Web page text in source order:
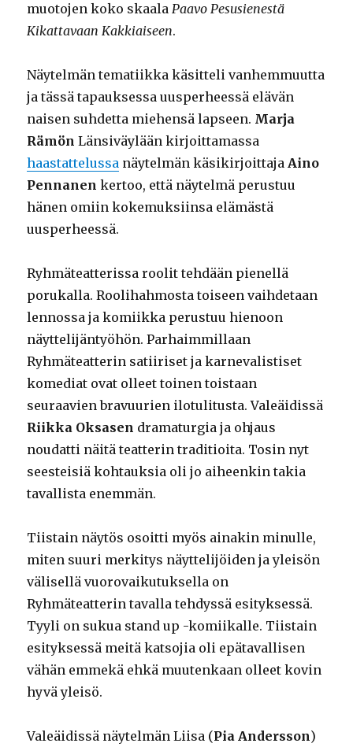
muotojen koko skaalaPaavo Pesusienestä
Kikattavaan Kakkiaiseen.
Näytelmän tematiikka käsitteli vanhemmuutta
ja tässä tapauksessa uusperheessä elävän
naisen suhdetta miehensä lapseen. Marja
Rämön Länsiväylään kirjoittamassa
haastattelussa näytelmän käsikirjoittajaAino
Pennanen kertoo, että näytelmä perustuu
hänen omiin kokemuksiinsa elämästä
uusperheessä.
Ryhmäteatterissa roolit tehdään pienellä
porukalla. Roolihahmosta toiseen vaihdetaan
lennossa ja komiikka perustuu hienoon
näyttelijäntyöhön. Parhaimmillaan
Ryhmäteatterin satiiriset ja karnevalistiset
komediat ovat olleet toinen toistaan
seuraavien bravuurien ilotulitusta. Valeäidissä
Riikka Oksasen dramaturgia ja ohjaus
noudatti näitä teatterin traditioita. Tosin nyt
seesteisiä kohtauksia oli jo aiheenkin takia
tavallista enemmän.
Tiistain näytös osoitti myös ainakin minulle,
miten suuri merkitys näyttelijöiden ja yleisön
välisellä vuorovaikutuksella on
Ryhmäteatterin tavalla tehdyssä esityksessä.
Tyyli on sukua stand up -komiikalle. Tiistain
esityksessä meitä katsojia oli epätavallisen
vähän emmekä ehkä muutenkaan olleet kovin
hyvä yleisö.
Valeäidissä näytelmän Liisa (Pia Andersson)